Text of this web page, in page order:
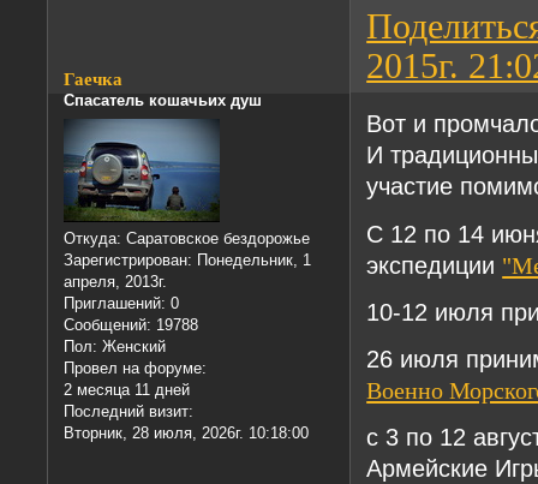
2015г.
Гаечка
Спасатель кошачьих душ
Откуда: Саратовское бездорожье
Зарегистрирован: Понедельник, 1
апреля, 2013г.
Приглашений: 0
Сообщений: 19788
Пол: Женский
Провел на форуме:
2 месяца 11 дней
Последний визит:
Вторник, 28 июля, 2026г. 10:18:00
Вот и
И
участие
С 12 по 14
экспедиции
10-12 июля
26 июля
Военно
с 3 по 12
Армейские